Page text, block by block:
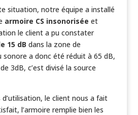
situation, notre équipe a installé
armoire CS insonorisée et
le client a pu constater
15 dB dans la zone de
sonore a donc été réduit à 65 dB,
3dB, c’est divisé la source
d’utilisation, le client nous a fait
l’armoire remplie bien les